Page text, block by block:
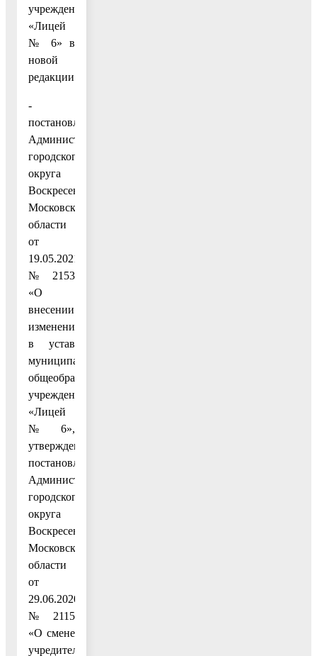
учреждения
«Лицей
№ 6» в
новой
редакции»;
-
постановление
Администрации
городского
округа
Воскресенск
Московской
области
от
19.05.2021
№ 2153
«О
внесении
изменений
в устав
муниципального
общеобразовательного
учреждения
«Лицей
№ 6»,
утвержденный
постановлением
Администрации
городского
округа
Воскресенск
Московской
области
от
29.06.2020
№ 2115
«О смене
учредителя